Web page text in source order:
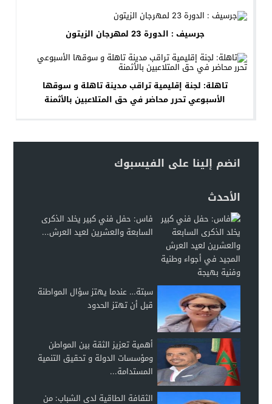
جرسيف : الدورة 23 لمهرجان الزيتون
تاهلة: لجنة إقليمية تراقب مدينة تاهلة و سوقها
الأسبوعي تحرر محاضر في حق المتلاعبين بالأثمنة
انضم إلينا على الفيسبوك
الأحدث
فاس: حفل فني كبير يخلد الذكرى
السابعة والعشرين لعيد العرش...
سبتة… عندما يهتز سؤال المواطنة
قبل أن تهتز الحدود
أهمية تعزيز الثقة بين المواطن
ومؤسسات الدولة و تحقيق التنمية
المستدامة...
الثقافة الطاقية لدى الشباب: من